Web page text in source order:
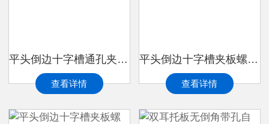
平头倒边十字槽通孔夹板螺母 QIB/IND 1012QIB/IND 1012
查看详情
平头倒边十字槽夹板螺母 QIB/IND 1011.2QIB/IND 1011.2
查看详情